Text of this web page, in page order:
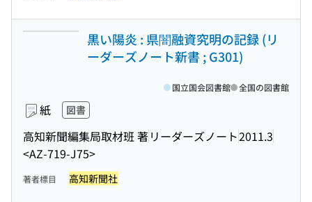
黒い陽炎 : 県闇融資究明の記録 (リ
ーダーズノート新書 ; G301)
紙 図書
高知新聞編集局取材班 著リーダーズノート2011.3
<AZ-719-J75>
国立国会図書館 全国の図書館
著者標目 高知新聞社